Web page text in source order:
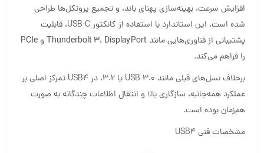
افزایش سرعت، بهینه‌سازی پهنای باند، و تجمیع پروتکل‌ها طراحی
شده است. این استاندارد با استفاده از کانکتور USB-C، قابلیت
پشتیبانی از فناوری‌هایی مانند
Thunderbolt 3، DisplayPort و PCIe
را فراهم می‌کند.
برخلاف نسل‌های قبلی مانند USB 3.0 یا 3.2، در USB4 تمرکز اصلی بر
عملکرد همه‌جانبه، سازگاری بالا و انتقال اطلاعات چندگانه به صورت
هم‌زمان بوده است.
مشخصات فنی USB4